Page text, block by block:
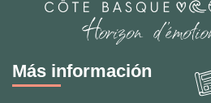
Más información